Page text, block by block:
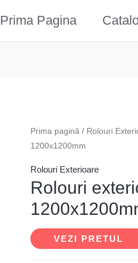
Prima Pagina
Prima pagină / Rolouri
1200x1200mm
Rolouri Exterioare
Rolouri
VEZI PRETUL